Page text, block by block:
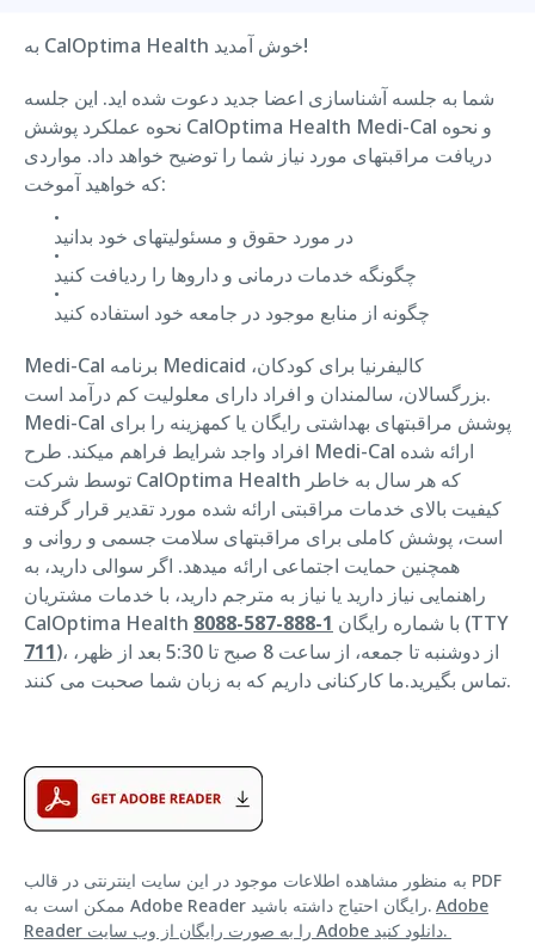
به CalOptima Health خوش آمدید!
شما به جلسه آشناسازی اعضا جدید دعوت شده اید. این جلسه
نحوه عملکرد پوشش CalOptima Health Medi-Cal و نحوه
دریافت مراقبتهای مورد نیاز شما را توضیح خواهد داد. مواردی
که خواهید آموخت:
در مورد حقوق و مسئولیتهای خود بدانید
چگونگه خدمات درمانی و داروها را ردیافت کنید
چگونه از منابع موجود در جامعه خود استفاده کنید
Medi-Cal برنامه Medicaid کالیفرنیا برای کودکان،
بزرگسالان، سالمندان و افراد دارای معلولیت کم درآمد است.
Medi-Cal پوشش مراقبتهای بهداشتی رایگان یا کمهزینه را برای
افراد واجد شرایط فراهم میکند. طرح Medi-Cal ارائه شده
توسط شرکت CalOptima Health که هر سال به خاطر
کیفیت بالای خدمات مراقبتی ارائه شده مورد تقدیر قرار گرفته
است، پوشش کاملی برای مراقبتهای سلامت جسمی و روانی و
همچنین حمایت اجتماعی ارائه میدهد. اگر سوالی دارید، به
راهنمایی نیاز دارید یا نیاز به مترجم دارید، با خدمات مشتریان
CalOptima Health با شماره رایگان 1-888-587-8088
(TTY
711)، از دوشنبه تا جمعه، از ساعت 8 صبح تا 5:30 بعد از ظهر،
تماس بگیرید.ما کارکنانی داریم که به زبان شما صحبت می کنند.
به منظور مشاهده اطلاعات موجود در این سایت اینترنتی در قالب PDF
ممکن است به Adobe Reader رایگان احتیاج داشته باشید. Adobe
Reader را به صورت رایگان از وب سایت Adobe دانلود کنید.